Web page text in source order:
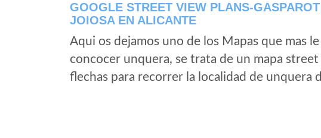
GOOGLE STREET VIEW PLANS-
JOIOSA EN ALICANTE
Aqui os dejamos uno de los Mapas que mas
concocer unquera, se trata de un mapa
flechas para recorrer la localidad de unquera